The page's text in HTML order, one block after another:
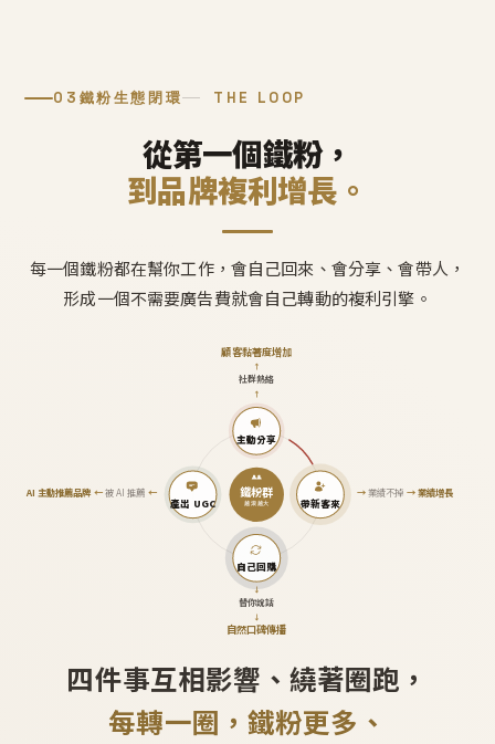
03 鐵粉生態閉環 THE LOOP
從第一個鐵粉，
到品牌複利增長。
每一個鐵粉都在幫你工作，會自己回來、會分享、會帶人，
形成一個不需要廣告費就會自己轉動的複利引擎。
鐵粉群
越滾越大
主動分享
↑
社群熱絡
↑
顧客黏著度增加
帶新客來
→業績不掉 →業績增長
自己回購
↓
替你說話
↓
自然口碑傳播
產出 UGC
AI 主動推薦品牌←被 AI 推薦 ←
四件事互相影響、繞著圈跑，
每轉一圈，鐵粉更多、